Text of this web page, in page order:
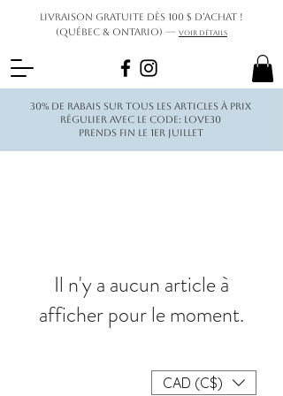
Livraison gratuite dès 100 $ d’achat !
(Québec & Ontario) — Voir détails
30% de rabais sur tous les articles à prix
régulier avec le code: love30
Prends fin le 1er juillet
Il n'y a aucun article à
afficher pour le moment.
CAD (C$)